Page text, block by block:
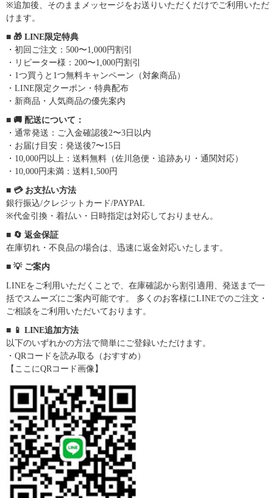
※追加後、そのままメッセージをお送りいただくだけでご利用いただ
けます。
■ 🎁 LINE限定特典
・初回ご注文：500〜1,000円割引
・リピーター様：200〜1,000円割引
・1つ買うと1つ無料キャンペーン（対象商品）
・LINE限定クーポン・特典配布
・新商品・人気商品の優先案内
■ 🚚 配送について：
・通常発送：ご入金確認後2〜3日以内
・お届け目安：発送後7〜15日
・10,000円以上：送料無料（佐川急便・追跡あり・通関対応）
・10,000円未満：送料1,500円
■ 💳 お支払い方法
銀行振込/クレジットカード/PAYPAL
※代金引換・着払い・日時指定は対応しておりません。
■ 🔄 返金保証
在庫切れ・不良品の場合は、迅速に返金対応いたします。
■ 💡 ご案内
LINEをご利用いただくことで、在庫確認から割引適用、発送まで一
括でスムーズにご案内可能です。 多くのお客様にLINEでのご注文・
ご相談をご利用いただいております。
■ 📱 LINE追加方法
以下のいずれかの方法で簡単にご登録いただけます。
・QRコードを読み取る（おすすめ）
【ここにQRコード画像】